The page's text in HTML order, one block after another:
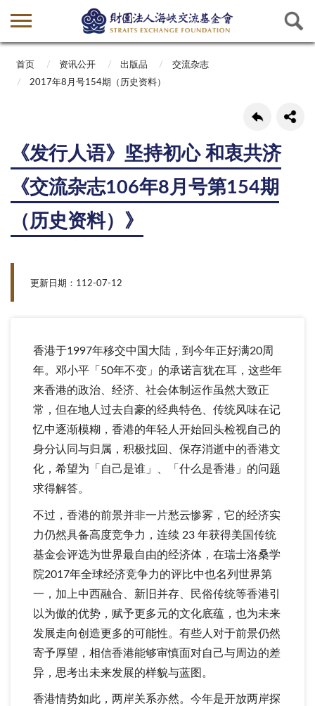
首页 资讯公开 出版品
交流杂志
2017年8月号154期（历史资料）
《发行人语》坚持初心 和衷共济
《交流杂志106年8月号第154期
（历史资料）》
更新日期：112-07-12
香港于1997年移交中国大陆，到今年正好满20周
年。邓小平「50年不变」的承诺言犹在耳，这些年
来香港的政治、经济、社会体制运作虽然大致正
常，但在地人过去自豪的经典特色、传统风味在记
忆中逐渐模糊，香港的年轻人开始回头检视自己的
身分认同与归属，积极找回、保存消逝中的香港文
化，希望为「自己是谁」、「什么是香港」的问题
求得解答。
不过，香港的前景并非一片愁云惨雾，它的经济实
力仍然具备高度竞争力，连续 23 年获得美国传统
基金会评选为世界最自由的经济体，在瑞士洛桑学
院2017年全球经济竞争力的评比中也名列世界第
一，加上中西融合、新旧并存、民俗传统等香港引
以为傲的优势，赋予更多元的文化底蕴，也为未来
发展走向创造更多的可能性。有些人对于前景仍然
寄予厚望，相信香港能够审慎面对自己与周边的差
异，思考出未来发展的样貌与蓝图。
香港情势如此，两岸关系亦然。今年是开放两岸探